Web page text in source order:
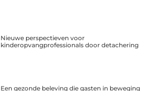
Nieuwe perspectieven voor
kinderopvangprofessionals door detachering
Een gezonde beleving die gasten in beweging